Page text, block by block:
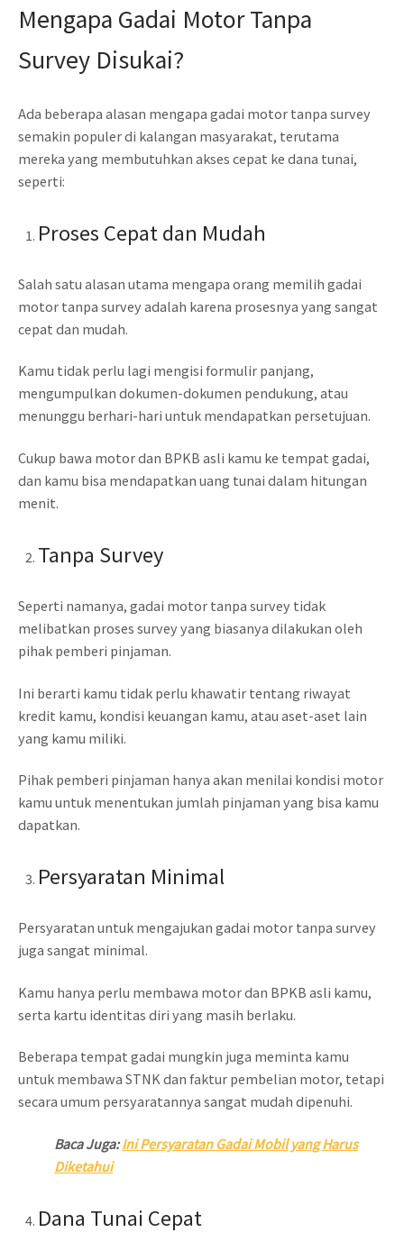
Mengapa Gadai Motor Tanpa
Survey Disukai?
Ada beberapa alasan mengapa gadai motor tanpa survey
semakin populer di kalangan masyarakat, terutama
mereka yang membutuhkan akses cepat ke dana tunai,
seperti:
Proses Cepat dan Mudah
Salah satu alasan utama mengapa orang memilih gadai
motor tanpa survey adalah karena prosesnya yang sangat
cepat dan mudah.
Kamu tidak perlu lagi mengisi formulir panjang,
mengumpulkan dokumen-dokumen pendukung, atau
menunggu berhari-hari untuk mendapatkan persetujuan.
Cukup bawa motor dan BPKB asli kamu ke tempat gadai,
dan kamu bisa mendapatkan uang tunai dalam hitungan
menit.
Tanpa Survey
Seperti namanya, gadai motor tanpa survey tidak
melibatkan proses survey yang biasanya dilakukan oleh
pihak pemberi pinjaman.
Ini berarti kamu tidak perlu khawatir tentang riwayat
kredit kamu, kondisi keuangan kamu, atau aset-aset lain
yang kamu miliki.
Pihak pemberi pinjaman hanya akan menilai kondisi motor
kamu untuk menentukan jumlah pinjaman yang bisa kamu
dapatkan.
Persyaratan Minimal
Persyaratan untuk mengajukan gadai motor tanpa survey
juga sangat minimal.
Kamu hanya perlu membawa motor dan BPKB asli kamu,
serta kartu identitas diri yang masih berlaku.
Beberapa tempat gadai mungkin juga meminta kamu
untuk membawa STNK dan faktur pembelian motor, tetapi
secara umum persyaratannya sangat mudah dipenuhi.
Baca Juga:Ini Persyaratan Gadai Mobil yang Harus
Diketahui
Dana Tunai Cepat